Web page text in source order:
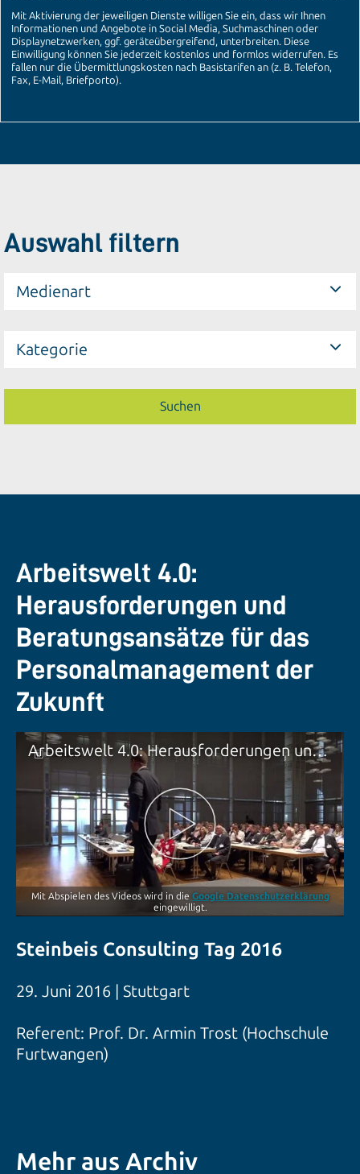
Auswahl filtern
Medienart
Kategorie
Arbeitswelt 4.0:
Herausforderungen und
Beratungsansätze für das
Personalmanagement der
Zukunft
Arbeitswelt 4.0: Herausforderungen und Beratungsansätze für das Personalmanagement der Zukunft
Mit Abspielen des Videos wird in die Google Datenschutzerklärung
eingewilligt.
Steinbeis Consulting Tag 2016
29. Juni 2016 | Stuttgart
Referent: Prof. Dr. Armin Trost (Hochschule
Furtwangen)
Mehr aus Archiv